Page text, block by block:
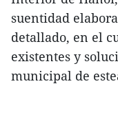
suentidad
detallado, en el
existentes y
municipal de